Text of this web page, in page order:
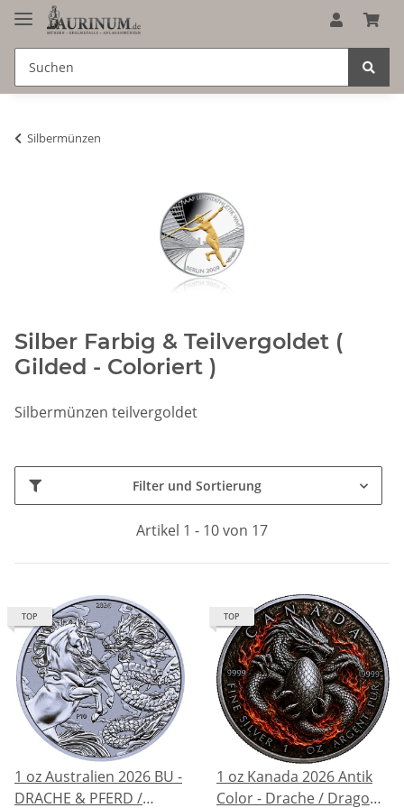
Silbermünzen
Silber Farbig & Teilvergoldet (
Gilded - Coloriert )
Silbermünzen teilvergoldet
Filter und Sortierung
Artikel 1 - 10 von 17
TOP
1 oz Australien 2026 BU -
DRACHE & PFERD /
TOP
1 oz Kanada 2026 Antik
Color - Drache / Dragon -